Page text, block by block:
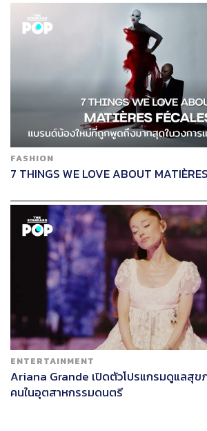
FASHION
7 THINGS WE LOVE ABOUT
ENTERTAINMENT
Ariana Grande เปิดตัวโปรแกรมดูแลสุ
คนในอุตสาหกรรมดนตรี